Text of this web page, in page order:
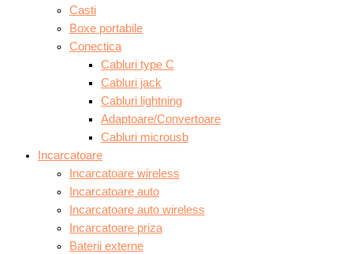
Casti
Boxe portabile
Conectica
Cabluri type C
Cabluri jack
Cabluri lightning
Adaptoare/Convertoare
Cabluri microusb
Incarcatoare
Incarcatoare wireless
Incarcatoare auto
Incarcatoare auto wireless
Incarcatoare priza
Baterii externe